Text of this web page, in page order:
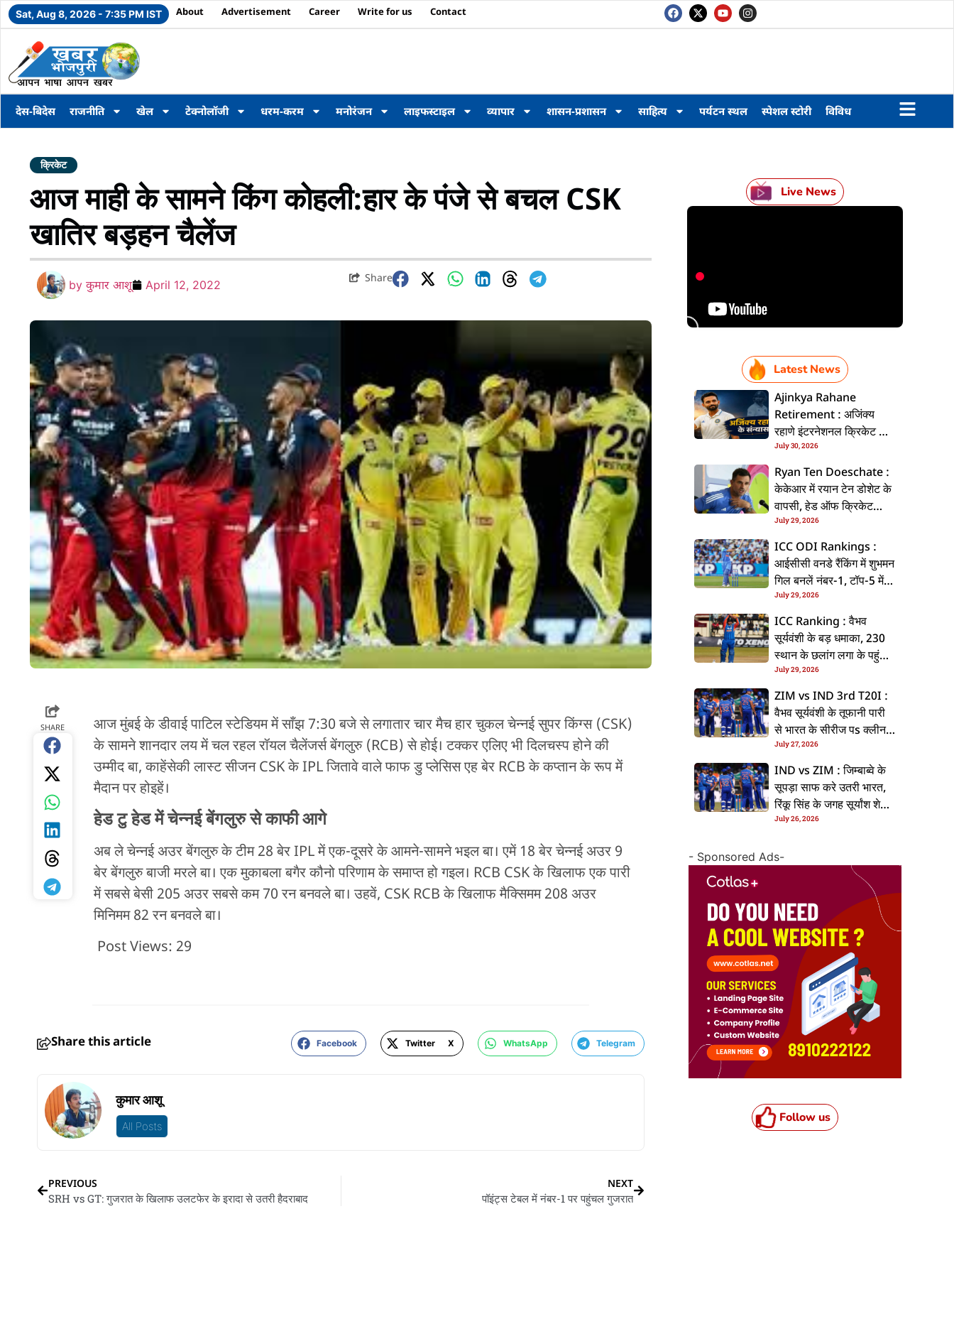
Sat, Aug 8, 2026 - 7:35 PM IST About Advertisement Career Write for us Contact
देस-बिदेस राजनीति खेल टेक्नोलॉजी धरम-करम मनोरंजन लाइफस्टाइल व्यापार शासन-प्रशासन साहित्य पर्यटन स्थल स्पेशल स्टोरी विविध
क्रिकेट
आज माही के सामने किंग कोहली:हार के पंजे से बचल CSK
खातिर बड़हन चैलेंज
by कुमार आशू April 12, 2022
Share
SHARE
आज मुंबई के डीवाई पाटिल स्टेडियम में साँझ 7:30 बजे से लगातार चार मैच हार चुकल चेन्नई सुपर किंग्स (CSK)
के सामने शानदार लय में चल रहल रॉयल चैलेंजर्स बेंगलुरु (RCB) से होई। टक्कर एलिए भी दिलचस्प होने की
उम्मीद बा, काहेंसेकी लास्ट सीजन CSK के IPL जितावे वाले फाफ डु प्लेसिस एह बेर RCB के कप्तान के रूप में
मैदान पर होइहें।
हेड टु हेड में चेन्नई बेंगलुरु से काफी आगे
अब ले चेन्नई अउर बेंगलुरु के टीम 28 बेर IPL में एक-दूसरे के आमने-सामने भइल बा। एमें 18 बेर चेन्नई अउर 9
बेर बेंगलुरु बाजी मरले बा। एक मुकाबला बगैर कौनो परिणाम के समाप्त हो गइल। RCB CSK के खिलाफ एक पारी
में सबसे बेसी 205 अउर सबसे कम 70 रन बनवले बा। उहवें, CSK RCB के खिलाफ मैक्सिमम 208 अउर
मिनिमम 82 रन बनवले बा।
Post Views: 29
Share this article Facebook Twitter X WhatsApp Telegram
कुमार आशू
All Posts
PREVIOUS
SRH vs GT: गुजरात के खिलाफ उलटफेर के इरादा से उतरी हैदराबाद
NEXT
पॉइंट्स टेबल में नंबर-1 पर पहुंचल गुजरात
Live News
Latest News
Ajinkya Rahane
Retirement : अजिंक्य
रहाणे इंटरनेशनल क्रिकेट से
ललें संन्यास, सोशल मीडिया
पs पोस्ट कs के कइलें एलान
July 30, 2026
Ryan Ten Doeschate :
केकेआर में रयान टेन डोशेट के
वापसी, हेड ऑफ क्रिकेट
स्ट्रेटजी के जिम्मेदारी संभरिहें
July 29, 2026
ICC ODI Rankings :
आईसीसी वनडे रैंकिंग में शुभमन
गिल बनलें नंबर-1, टॉप-5 में
भारत के तीन बल्लेबाज
July 29, 2026
ICC Ranking : वैभव
सूर्यवंशी के बड़ धमाका, 230
स्थान के छलांग लगा के पहुंचलें
48वां नंबर पs
July 29, 2026
ZIM vs IND 3rd T20I :
वैभव सूर्यवंशी के तूफानी पारी
से भारत के सीरीज पs क्लीन
स्वीप, जिम्बाब्वे 35 रन से
हारल
July 27, 2026
IND vs ZIM : जिम्बाब्वे के
सूपड़ा साफ करे उतरी भारत,
रिंकू सिंह के जगह सूर्यांश शेडगे
के मिल सकेला मवका
July 26, 2026
- Sponsored Ads-
Follow us